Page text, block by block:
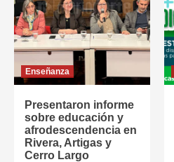
Enseñanza
Presentaron informe
sobre educación y
afrodescendencia en
Rivera, Artigas y
Cerro Largo